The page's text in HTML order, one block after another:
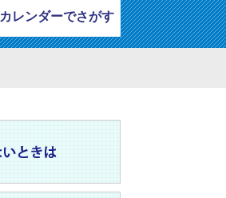
カレンダーでさがす